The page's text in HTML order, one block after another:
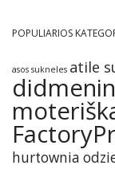
POPULIARIOS
asos sukneles atile
hurtownia